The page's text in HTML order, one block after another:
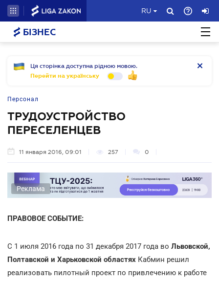
RU
БІЗНЕС
Ця сторінка доступна рідною мовою.
Перейти на українську
Персонал
ТРУДОУСТРОЙСТВО
ПЕРЕСЕЛЕНЦЕВ
11 января 2016, 09:01 257 0
Реклама
ПРАВОВОЕ СОБЫТИЕ:
С 1 июля 2016 года по 31 декабря 2017 года во Львовской,
Полтавской и Харьковской областях Кабмин решил
реализовать пилотный проект по привлечению к работе